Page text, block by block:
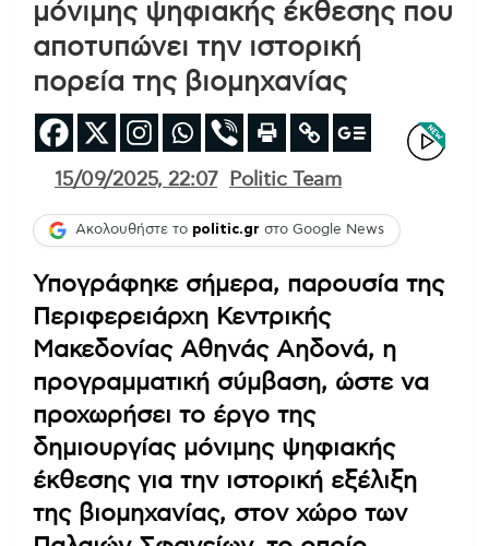
μόνιμης ψηφιακής έκθεσης που
αποτυπώνει την ιστορική
πορεία της βιομηχανίας
15/09/2025, 22:07 Politic Team
Ακολουθήστε το politic.gr στο Google News
Υπογράφηκε σήμερα, παρουσία της
Περιφερειάρχη Κεντρικής
Μακεδονίας Αθηνάς Αηδονά, η
προγραμματική σύμβαση, ώστε να
προχωρήσει το έργο της
δημιουργίας μόνιμης ψηφιακής
έκθεσης για την ιστορική εξέλιξη
της βιομηχανίας, στον χώρο των